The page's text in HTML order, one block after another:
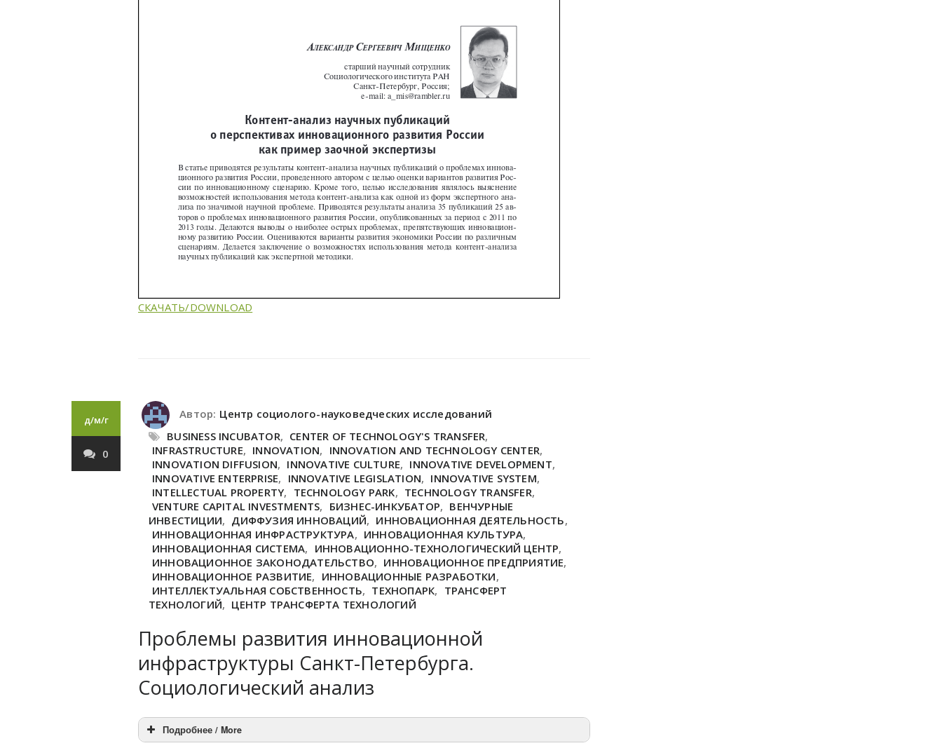
СКАЧАТЬ/DOWNLOAD
д/м/г
0
Автор: Центр социолого-науковедческих исследований
BUSINESS INCUBATOR, CENTER OF TECHNOLOGY'S TRANSFER,
INFRASTRUCTURE, INNOVATION, INNOVATION AND TECHNOLOGY CENTER,
INNOVATION DIFFUSION, INNOVATIVE CULTURE, INNOVATIVE DEVELOPMENT,
INNOVATIVE ENTERPRISE, INNOVATIVE LEGISLATION, INNOVATIVE SYSTEM,
INTELLECTUAL PROPERTY, TECHNOLOGY PARK, TECHNOLOGY TRANSFER,
VENTURE CAPITAL INVESTMENTS, БИЗНЕС-ИНКУБАТОР, ВЕНЧУРНЫЕ
ИНВЕСТИЦИИ, ДИФФУЗИЯ ИННОВАЦИЙ, ИННОВАЦИОННАЯ ДЕЯТЕЛЬНОСТЬ,
ИННОВАЦИОННАЯ ИНФРАСТРУКТУРА, ИННОВАЦИОННАЯ КУЛЬТУРА,
ИННОВАЦИОННАЯ СИСТЕМА, ИННОВАЦИОННО-ТЕХНОЛОГИЧЕСКИЙ ЦЕНТР,
ИННОВАЦИОННОЕ ЗАКОНОДАТЕЛЬСТВО, ИННОВАЦИОННОЕ ПРЕДПРИЯТИЕ,
ИННОВАЦИОННОЕ РАЗВИТИЕ, ИННОВАЦИОННЫЕ РАЗРАБОТКИ,
ИНТЕЛЛЕКТУАЛЬНАЯ СОБСТВЕННОСТЬ, ТЕХНОПАРК, ТРАНСФЕРТ
ТЕХНОЛОГИЙ, ЦЕНТР ТРАНСФЕРТА ТЕХНОЛОГИЙ
Проблемы развития инновационной
инфраструктуры Санкт-Петербурга.
Социологический анализ
Подробнее / More